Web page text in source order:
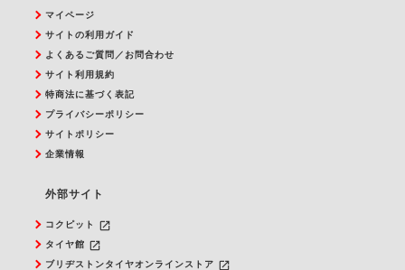
マイページ
サイトの利用ガイド
よくあるご質問／お問合わせ
サイト利用規約
特商法に基づく表記
プライバシーポリシー
サイトポリシー
企業情報
外部サイト
コクピット launch
タイヤ館 launch
ブリヂストンタイヤオンラインストア launch